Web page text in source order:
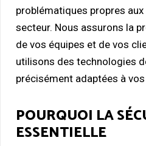
problématiques propres
secteur. Nous assurons la
de vos équipes et de vos
utilisons des technologies
précisément adaptées à
POURQUOI LA
ESSENTIELLE